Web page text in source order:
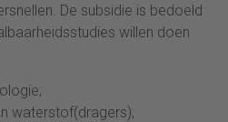
De subsidie is bedoeld
willen doen
waterstof(dragers);